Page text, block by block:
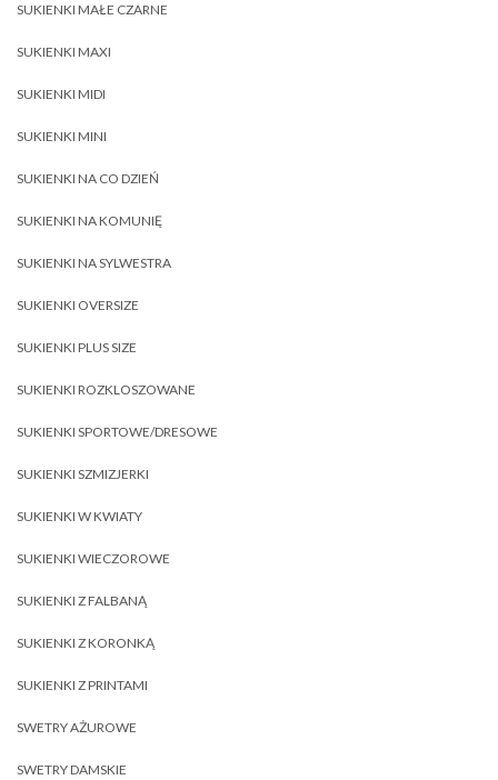
SUKIENKI MAŁE CZARNE
SUKIENKI MAXI
SUKIENKI MIDI
SUKIENKI MINI
SUKIENKI NA CO DZIEŃ
SUKIENKI NA KOMUNIĘ
SUKIENKI NA SYLWESTRA
SUKIENKI OVERSIZE
SUKIENKI PLUS SIZE
SUKIENKI ROZKLOSZOWANE
SUKIENKI SPORTOWE/DRESOWE
SUKIENKI SZMIZJERKI
SUKIENKI W KWIATY
SUKIENKI WIECZOROWE
SUKIENKI Z FALBANĄ
SUKIENKI Z KORONKĄ
SUKIENKI Z PRINTAMI
SWETRY AŻUROWE
SWETRY DAMSKIE